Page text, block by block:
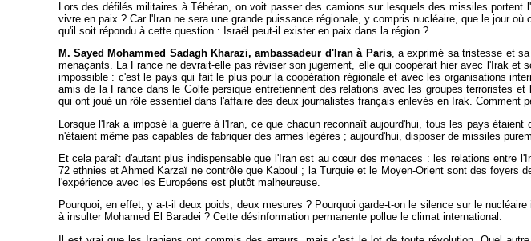
Lors des défilés militaires à Téhéran, on voit passer des camions sur lesquels des missiles
vivre en paix ? Car l'Iran ne sera une grande puissance régionale, y compris nucléaire, que le jour
qu'il soit répondu à cette question : Israël peut-il exister en paix dans la région ?
M. Sayed Mohammed Sadagh Kharazi, ambassadeur d'Iran à Paris, a exprimé sa tristesse et
menaçants. La France ne devrait-elle pas réviser son jugement, elle qui coopérait hier avec l'Irak
impossible : c'est le pays qui fait le plus pour la coopération régionale et avec les organisations
amis de la France dans le Golfe persique entretiennent des relations avec les groupes terroristes
qui ont joué un rôle essentiel dans l'affaire des deux journalistes français enlevés en Irak. Comment
Lorsque l'Irak a imposé la guerre à l'Iran, ce que chacun reconnaît aujourd'hui, tous les pays
n'étaient même pas capables de fabriquer des armes légères ; aujourd'hui, disposer de missiles
Et cela paraît d'autant plus indispensable que l'Iran est au cœur des menaces : les relations entre
72 ethnies et Ahmed Karzaï ne contrôle que Kaboul ; la Turquie et le Moyen-Orient sont des
l'expérience avec les Européens est plutôt malheureuse.
Pourquoi, en effet, y a-t-il deux poids, deux mesures ? Pourquoi garde-t-on le silence sur le
à insulter Mohamed El Baradei ? Cette désinformation permanente pollue le climat international.